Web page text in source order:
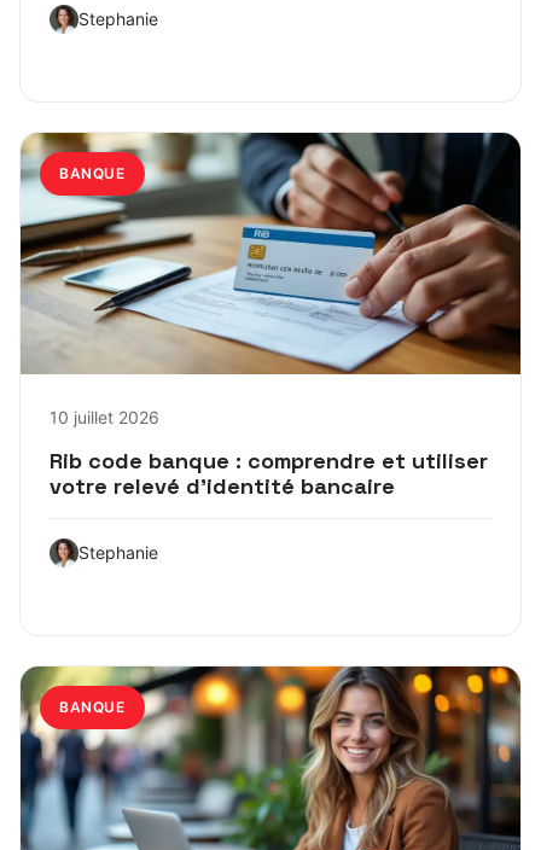
Stephanie
BANQUE
10 juillet 2026
Rib code banque : comprendre et utiliser
votre relevé d’identité bancaire
Stephanie
BANQUE